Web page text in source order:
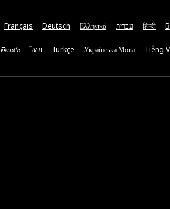
Français Deutsch Ελληνικά עברית हिन्दी
తెలుగు ไทย Türkçe Українська Мова Tiếng